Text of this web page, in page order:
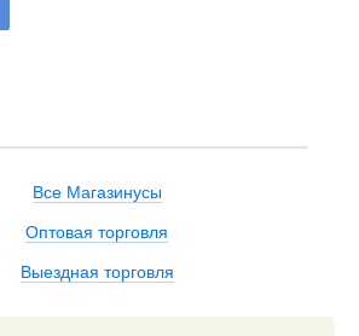
Все Магазинусы
Оптовая торговля
Выездная торговля